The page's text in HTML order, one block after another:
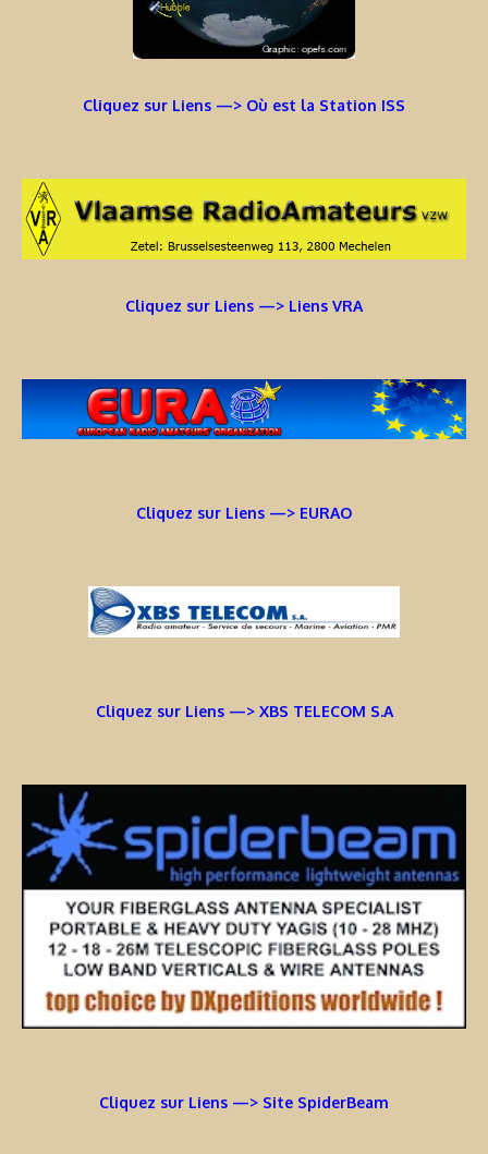
Cliquez sur Liens —> Où est la Station ISS
Cliquez sur Liens —> Liens VRA
Cliquez sur Liens —> EURAO
Cliquez sur Liens —> XBS TELECOM S.A
Cliquez sur Liens —> Site SpiderBeam